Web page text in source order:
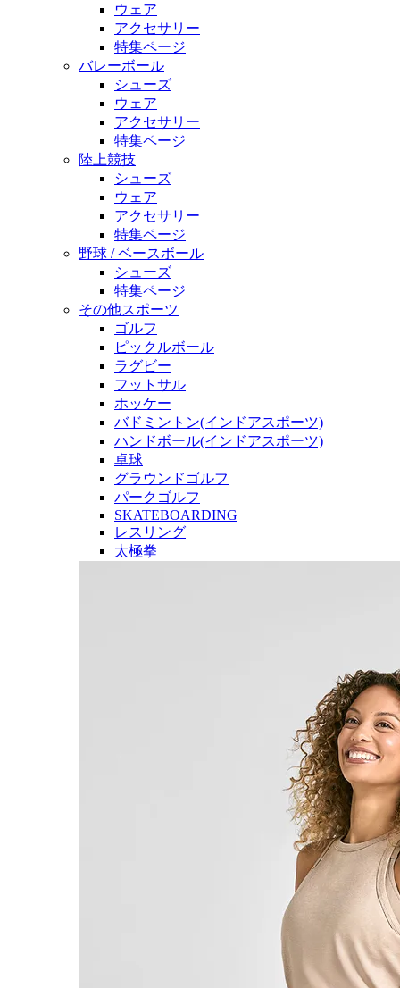
ウェア
アクセサリー
特集ページ
バレーボール
シューズ
ウェア
アクセサリー
特集ページ
陸上競技
シューズ
ウェア
アクセサリー
特集ページ
野球 / ベースボール
シューズ
特集ページ
その他スポーツ
ゴルフ
ピックルボール
ラグビー
フットサル
ホッケー
バドミントン(インドアスポーツ)
ハンドボール(インドアスポーツ)
卓球
グラウンドゴルフ
パークゴルフ
SKATEBOARDING
レスリング
太極拳